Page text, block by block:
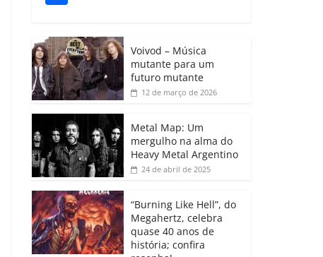
e
b
o
o
k
er
A
p
p
dI
n
e
a
ro
o
m
m
p
ar
til
h
ar
Voivod – Música
mutante para um
futuro mutante
12 de março de 2026
Metal Map: Um
mergulho na alma do
Heavy Metal Argentino
24 de abril de 2025
“Burning Like Hell”, do
Megahertz, celebra
quase 40 anos de
história; confira